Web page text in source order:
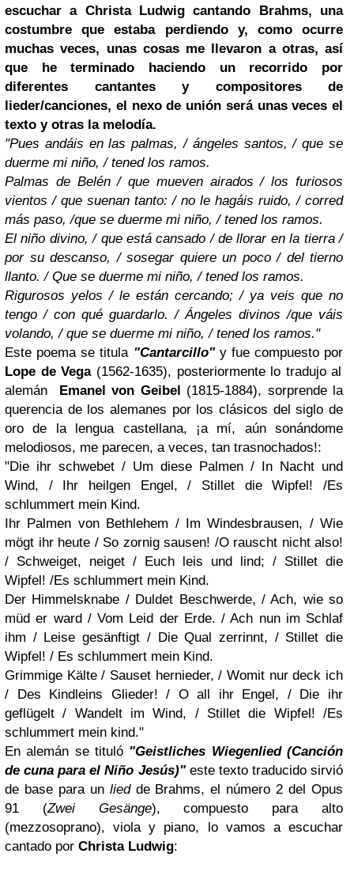
escuchar a Christa Ludwig cantando Brahms, una
costumbre que estaba perdiendo y, como ocurre
muchas veces, unas cosas me llevaron a otras, así
que he terminado haciendo un recorrido por
diferentes cantantes y compositores de
lieder/canciones, el nexo de unión será unas veces el
texto y otras la melodía.
"Pues andáis en las palmas, / ángeles santos, / que se
duerme mi niño, / tened los ramos.
Palmas de Belén / que mueven airados / los furiosos
vientos / que suenan tanto: / no le hagáis ruido, / corred
más paso, /que se duerme mi niño, / tened los ramos.
El niño divino, / que está cansado / de llorar en la tierra /
por su descanso, / sosegar quiere un poco / del tierno
llanto. / Que se duerme mi niño, / tened los ramos.
Rigurosos yelos / le están cercando; / ya veis que no
tengo / con qué guardarlo. / Ángeles divinos /que váis
volando, / que se duerme mi niño, / tened los ramos."
Este poema se titula "Cantarcillo" y fue compuesto por
Lope de Vega(1562-1635), posteriormente lo tradujo al
alemán
Emanel von Geibel (1815-1884), sorprende la
querencia de los alemanes por los clásicos del siglo de
oro de la lengua castellana, ¡a mí, aún sonándome
melodiosos, me parecen, a veces, tan trasnochados!:
"Die ihr schwebet / Um diese Palmen / In Nacht und
Wind, / Ihr heilgen Engel, / Stillet die Wipfel! /Es
schlummert mein Kind.
Ihr Palmen von Bethlehem / Im Windesbrausen, / Wie
mögt ihr heute / So zornig sausen! /O rauscht nicht also!
/ Schweiget, neiget / Euch leis und lind; / Stillet die
Wipfel! /Es schlummert mein Kind.
Der Himmelsknabe / Duldet Beschwerde, / Ach, wie so
müd er ward / Vom Leid der Erde. / Ach nun im Schlaf
ihm / Leise gesänftigt / Die Qual zerrinnt, / Stillet die
Wipfel! / Es schlummert mein Kind.
Grimmige Kälte / Sauset hernieder, / Womit nur deck ich
/ Des Kindleins Glieder! / O all ihr Engel, / Die ihr
geflügelt / Wandelt im Wind, / Stillet die Wipfel! /Es
schlummert mein kind."
En alemán se tituló "Geistliches Wiegenlied (Canción
de cuna para el Niño Jesús)" este texto traducido sirvió
de base para un lied de Brahms, el número 2 del Opus
91 (Zwei Gesänge), compuesto para alto
(mezzosoprano), viola y piano, lo vamos a escuchar
cantado por Christa Ludwig: